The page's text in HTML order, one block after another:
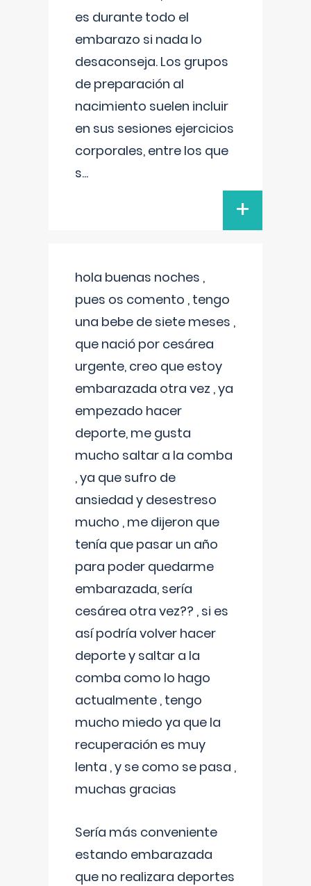
es durante todo el
embarazo si nada lo
desaconseja. Los grupos
de preparación al
nacimiento suelen incluir
en sus sesiones ejercicios
corporales, entre los que
s...
+
hola buenas noches ,
pues os comento , tengo
una bebe de siete meses ,
que nació por cesárea
urgente, creo que estoy
embarazada otra vez , ya
empezado hacer
deporte, me gusta
mucho saltar a la comba
, ya que sufro de
ansiedad y desestreso
mucho , me dijeron que
tenía que pasar un año
para poder quedarme
embarazada, sería
cesárea otra vez?? , si es
así podría volver hacer
deporte y saltar a la
comba como lo hago
actualmente , tengo
mucho miedo ya que la
recuperación es muy
lenta , y se como se pasa ,
muchas gracias
Sería más conveniente
estando embarazada
que no realizara deportes